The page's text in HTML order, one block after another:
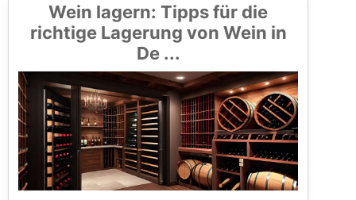
Wein lagern: Tipps für die
richtige Lagerung von Wein in
De ...